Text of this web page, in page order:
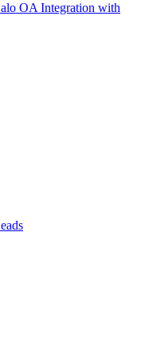
OA Integration with